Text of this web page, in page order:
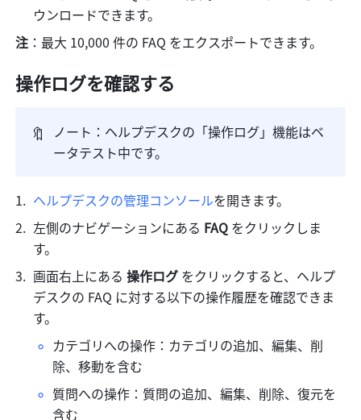
ウンロードできます。
注 ：最大 10,000 件の FAQ をエクスポートできます。
操作ログを確認する
🔖
ノート：ヘルプデスクの「操作ログ」機能はベ
ータテスト中です。
ヘルプデスクの管理コンソールを開きます。
左側のナビゲーションにある FAQ をクリックしま
す。
画面右上にある 操作ログ をクリックすると、ヘルプ
デスクの FAQ に対する以下の操作履歴を確認できま
す。
カテゴリへの操作：カテゴリの追加、編集、削
除、移動を含む
質問への操作：質問の追加、編集、削除、復元を
含む